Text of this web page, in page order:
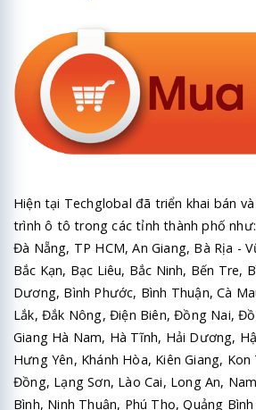
Hiện tại Techglobal đã triển khai bán
trình ô tô trong các tỉnh thành phố
Đà Nẵng, TP HCM, An Giang, Bà Rịa -
Bắc Kạn, Bạc Liêu, Bắc Ninh, Bến Tre,
Dương, Bình Phước, Bình Thuận, Cà
Lắk, Đắk Nông, Điện Biên, Đồng Nai,
Giang Hà Nam, Hà Tĩnh, Hải Dương,
Hưng Yên, Khánh Hòa, Kiên Giang,
Đồng, Lạng Sơn, Lào Cai, Long An,
Bình, Ninh Thuận, Phú Thọ, Quảng